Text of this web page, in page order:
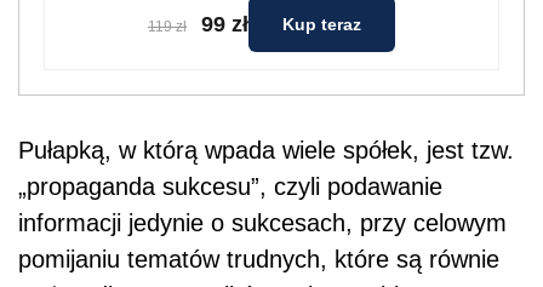
119 zł 99 zł Kup teraz
Pułapką, w którą wpada wiele spółek, jest tzw.
„propaganda sukcesu”, czyli podawanie
informacji jedynie o sukcesach, przy celowym
pomijaniu tematów trudnych, które są równie